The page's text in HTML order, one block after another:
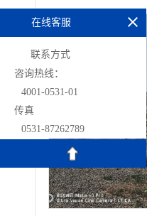
在线客服
联系方式
咨询热线：
4001-0531-01
传真
0531-87262789